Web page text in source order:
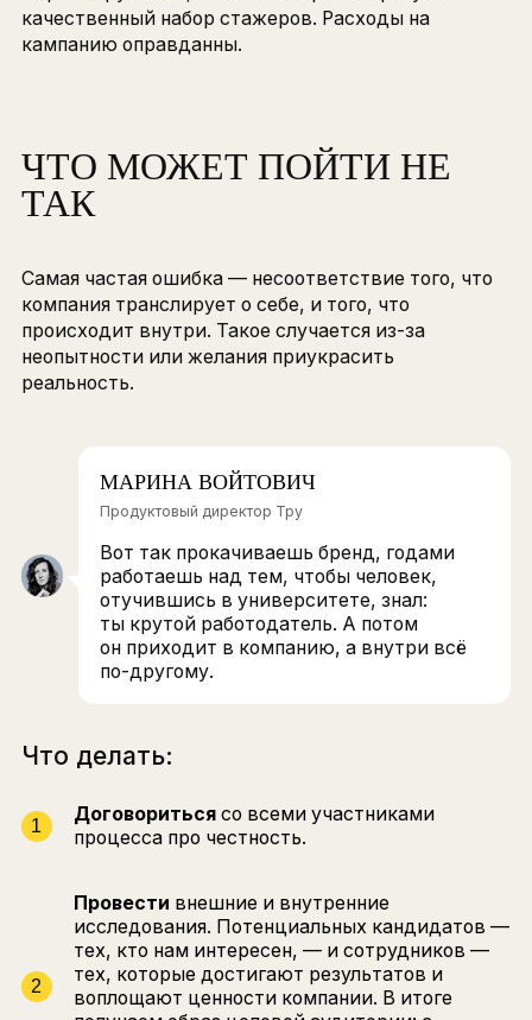
причастность к значимому проекту).
РЕАЛЬНО ЛИ ОЦЕНИТЬ
ЭФФЕКТИВНОСТЬ
Вдолгосрочныхпроектах, связанных с
компании, посчитать эффективность сложно.
Пример — запуск набора на
стажировку:
создаем коммуникационный пакет;
выбираем площадки для целевой
запускаем кампанию;
следим за воронкой найма — количеством
отказы;
корректируем кампанию в режиме day-to-
Через пару месяцев есть измеримый
кампанию оправданны.